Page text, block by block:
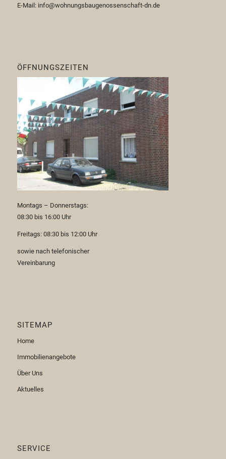
E-Mail: info@wohnungsbaugenossenschaft-dn.de
ÖFFNUNGSZEITEN
Montags – Donnerstags:
08:30 bis 16:00 Uhr
Freitags: 08:30 bis 12:00 Uhr
sowie nach telefonischer
Vereinbarung
SITEMAP
Home
Immobilienangebote
Über Uns
Aktuelles
SERVICE